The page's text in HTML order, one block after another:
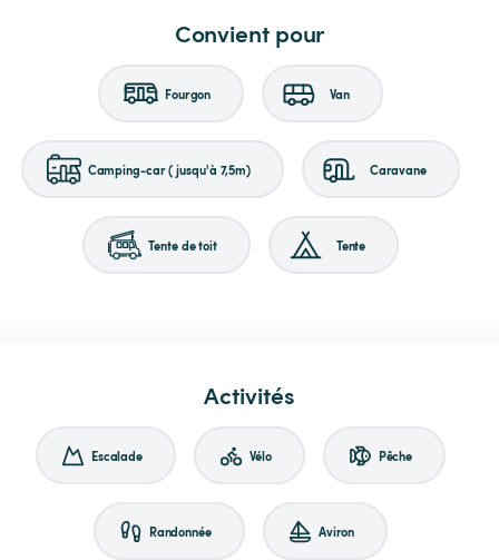
Convient pour
Fourgon Van
Camping-car (jusqu'à 7,5m) Caravane
Tente de toit Tente
Activités
Escalade Vélo Pêche
Randonnée Aviron